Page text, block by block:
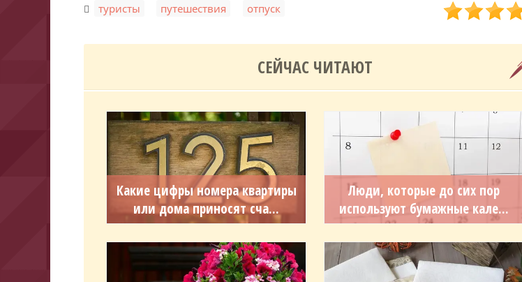
туристы путешествия отпуск
СЕЙЧАС ЧИТАЮТ
Какие цифры номера квартиры
или дома приносят сча...
Люди, которые до сих пор
используют бумажные кале...